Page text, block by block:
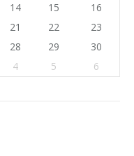
14 15
16
21 22
23
28 29
30
4 5 6